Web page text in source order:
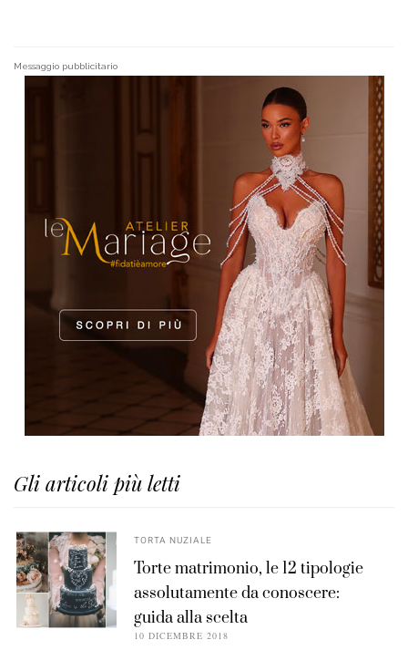
Messaggio pubblicitario
Gli articoli più letti
TORTA NUZIALE
Torte matrimonio, le 12 tipologie
assolutamente da conoscere:
guida alla scelta
10 DICEMBRE 2018